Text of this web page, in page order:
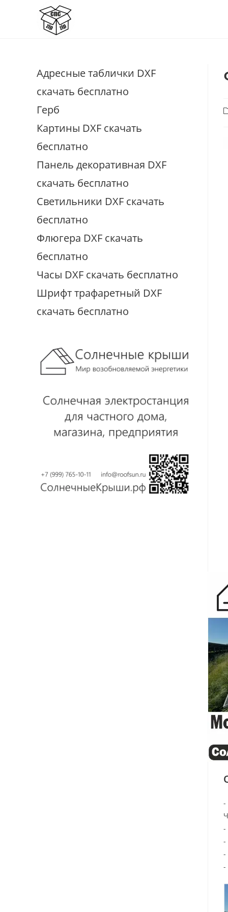
содержимому
Адресные таблички DXF
скачать бесплатно
Герб
Картины DXF скачать
бесплатно
Панель декоративная DXF
скачать бесплатно
Светильники DXF скачать
бесплатно
Флюгера DXF скачать
бесплатно
Часы DXF скачать бесплатно
Шрифт трафаретный DXF
скачать бесплатно
-
-
-
-
-